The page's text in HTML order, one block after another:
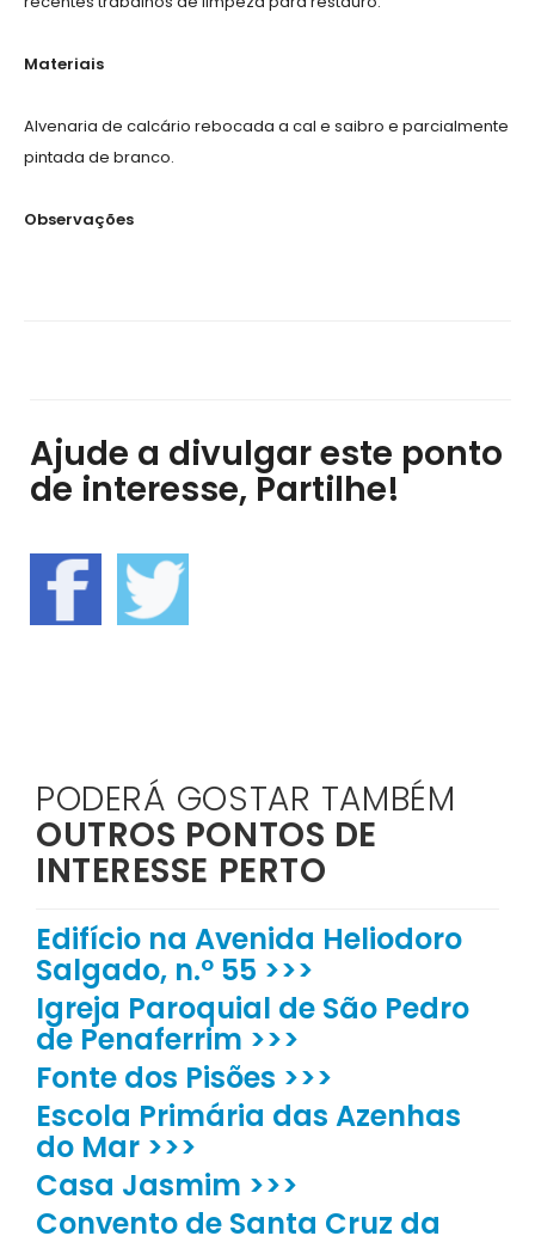
Materiais
Alvenaria de calcário rebocada a cal e saibro e parcialmente
pintada de branco.
Observações
Ajude a divulgar este ponto
de interesse, Partilhe!
PODERÁ GOSTAR TAMBÉM
OUTROS PONTOS DE
INTERESSE PERTO
Edifício na Avenida Heliodoro
Salgado, n.º 55 >>>
Igreja Paroquial de São Pedro
de Penaferrim >>>
Fonte dos Pisões >>>
Escola Primária das Azenhas
do Mar >>>
Casa Jasmim >>>
Convento de Santa Cruz da